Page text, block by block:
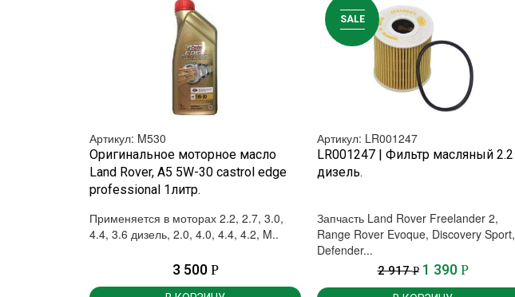
БЫСТРЫЙ ПРОСМОТР
Артикул: M530
Оригинальное моторное масло
Land Rover, A5 5W-30 castrol edge
professional 1литр.
Применяется в моторах 2.2, 2.7, 3.0,
4.4, 3.6 дизель, 2.0, 4.0, 4.4, 4.2, M..
3 500 Р
SALE
БЫСТРЫЙ ПРОСМОТР
Артикул: LR001247
LR001247 | Фильтр масляный 2.2
дизель.
Запчасть Land Rover Freelander 2,
Range Rover Evoque, Discovery Sport,
Defender...
2 917Р 1 390 Р